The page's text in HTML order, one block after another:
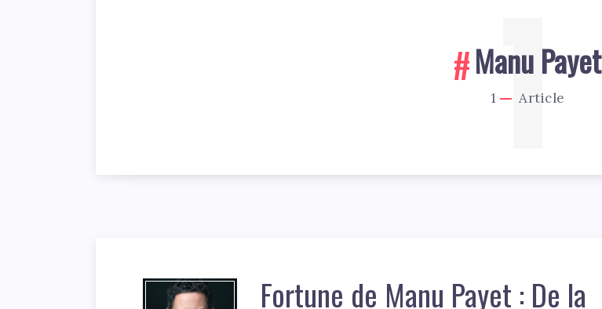
Manu Payet
1 Article
1
Fortune de Manu Payet : De la